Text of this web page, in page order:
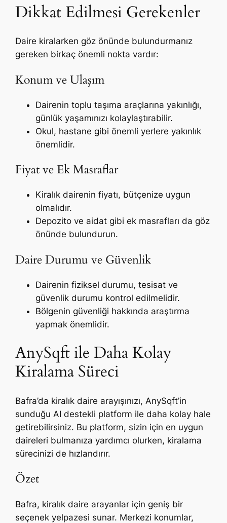
Dikkat Edilmesi Gerekenler
Daire kiralarken göz önünde bulundurmanız
gereken birkaç önemli nokta vardır:
Konum ve Ulaşım
Dairenin toplu taşıma araçlarına yakınlığı,
günlük yaşamınızı kolaylaştırabilir.
Okul, hastane gibi önemli yerlere yakınlık
önemlidir.
Fiyat ve Ek Masraflar
Kiralık dairenin fiyatı, bütçenize uygun
olmalıdır.
Depozito ve aidat gibi ek masrafları da göz
önünde bulundurun.
Daire Durumu ve Güvenlik
Dairenin fiziksel durumu, tesisat ve
güvenlik durumu kontrol edilmelidir.
Bölgenin güvenliği hakkında araştırma
yapmak önemlidir.
AnySqft ile Daha Kolay
Kiralama Süreci
Bafra’da kiralık daire arayışınızı, AnySqft’in
sunduğu AI destekli platform ile daha kolay hale
getirebilirsiniz. Bu platform, sizin için en uygun
daireleri bulmanıza yardımcı olurken, kiralama
sürecinizi de hızlandırır.
Özet
Bafra, kiralık daire arayanlar için geniş bir
seçenek yelpazesi sunar. Merkezi konumlar,